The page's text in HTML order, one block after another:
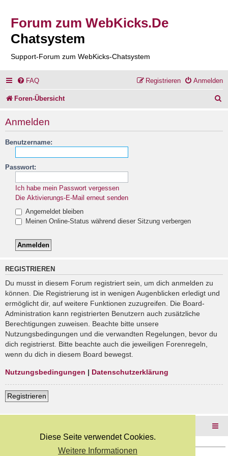
Diese Seite verwendet Cookies.
Weitere Informationen
Forum zum WebKicks.De
Chatsystem
Support-Forum zum WebKicks-Chatsystem
FAQ Anmelden
Registrieren
Foren-Übersicht
Anmelden
Benutzername:
Passwort:
Ich habe mein Passwort vergessen
Die Aktivierungs-E-Mail erneut senden
Angemeldet bleiben
Meinen Online-Status während dieser Sitzung verbergen
REGISTRIEREN
Du musst in diesem Forum registriert sein, um dich anmelden zu
können. Die Registrierung ist in wenigen Augenblicken erledigt und
ermöglicht dir, auf weitere Funktionen zuzugreifen. Die Board-
Administration kann registrierten Benutzern auch zusätzliche
Berechtigungen zuweisen. Beachte bitte unsere
Nutzungsbedingungen und die verwandten Regelungen, bevor du
dich registrierst. Bitte beachte auch die jeweiligen Forenregeln,
wenn du dich in diesem Board bewegst.
Nutzungsbedingungen | Datenschutzerklärung
Registrieren